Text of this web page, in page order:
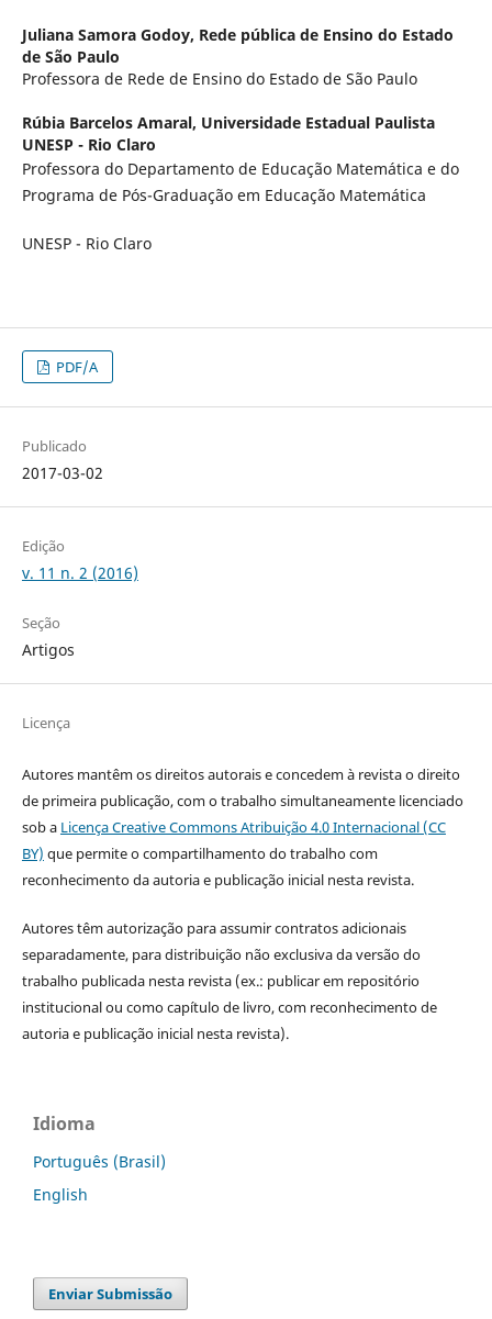
Juliana Samora Godoy, Rede pública de Ensino do Estado
de São Paulo
Professora de Rede de Ensino do Estado de São Paulo
Rúbia Barcelos Amaral, Universidade Estadual Paulista
UNESP - Rio Claro
Professora do Departamento de Educação Matemática e do
Programa de Pós-Graduação em Educação Matemática
UNESP - Rio Claro
PDF/A
Publicado
2017-03-02
Edição
v. 11 n. 2 (2016)
Seção
Artigos
Licença
Autores mantêm os direitos autorais e concedem à revista o direito
de primeira publicação, com o trabalho simultaneamente licenciado
sob a Licença Creative Commons Atribuição 4.0 Internacional (CC
BY) que permite o compartilhamento do trabalho com
reconhecimento da autoria e publicação inicial nesta revista.
Autores têm autorização para assumir contratos adicionais
separadamente, para distribuição não exclusiva da versão do
trabalho publicada nesta revista (ex.: publicar em repositório
institucional ou como capítulo de livro, com reconhecimento de
autoria e publicação inicial nesta revista).
Idioma
Português (Brasil)
English
Enviar Submissão